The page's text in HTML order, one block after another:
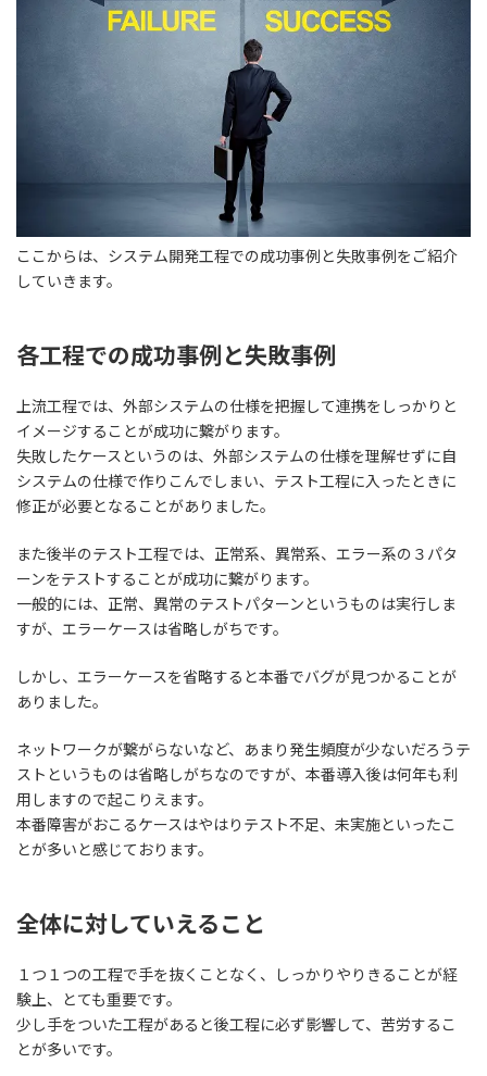
ここからは、システム開発工程での成功事例と失敗事例をご紹介
していきます。
各工程での成功事例と失敗事例
上流工程では、外部システムの仕様を把握して連携をしっかりと
イメージすることが成功に繋がります。
失敗したケースというのは、 外部システムの仕様を理解せずに自
システムの仕様で作りこんでしまい、テスト工程に入ったときに
修正が必要となる ことがありました。
また後半のテスト工程では、正常系、異常系、エラー系の３パタ
ーンをテストすることが成功に繋がります。
一般的には、正常、異常のテストパターンというものは実行しま
すが、エラーケースは省略しがちです。
しかし、エラーケースを省略すると本番でバグが見つかることが
ありました。
ネットワークが繋がらないなど、あまり発生頻度が少ないだろうテ
ストというものは省略しがちなのですが、本番導入後は何年も利
用しますので起こりえます。
本番障害がおこるケースはやはりテスト不足、未実施といったこ
とが多いと感じております。
全体に対していえること
１つ１つの工程で手を抜くことなく、しっかりやりきることが経
験上、とても重要です。
少し手をついた工程があると後工程に必ず影響して、苦労するこ
とが多いです。